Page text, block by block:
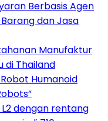
Berbasis Agen
dan Jasa
Manufaktur
di Thailand
Humanoid
dengan rentang